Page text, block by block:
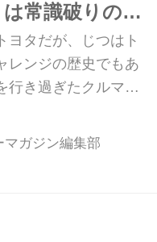
は常識破りのデ
（その9）
ヨタだが、じつはト
レンジの歴史でもあ
行き過ぎたクルマか
と首をかしげたく
トヨタのチャレンジ
る。第9回は異業
年から2004年にか
マガジン編集部